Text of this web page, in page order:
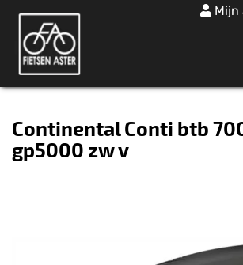
Continental Conti btb
gp5000 zw v